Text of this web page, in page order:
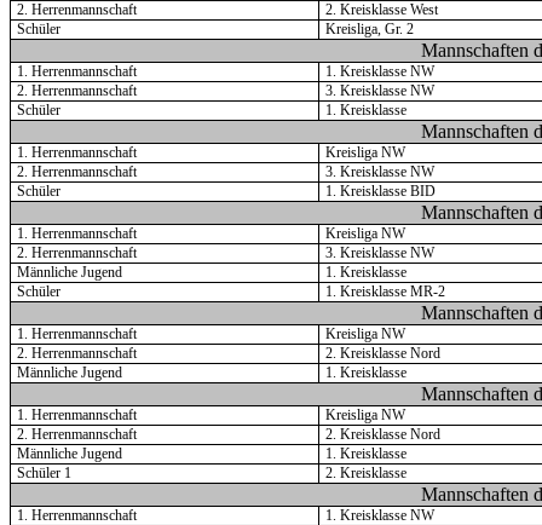
2. Herrenmannschaft
2. Kreisklasse West
Schüler
Kreisliga, Gr. 2
Mannschaften
1. Herrenmannschaft
1. Kreisklasse NW
2. Herrenmannschaft
3. Kreisklasse NW
Schüler
1. Kreisklasse
Mannschaften
1. Herrenmannschaft
Kreisliga NW
2. Herrenmannschaft
3. Kreisklasse NW
Schüler
1. Kreisklasse BID
Mannschaften
1. Herrenmannschaft
Kreisliga NW
2. Herrenmannschaft
3. Kreisklasse NW
Männliche Jugend
1. Kreisklasse
Schüler
1. Kreisklasse MR-2
Mannschaften
1. Herrenmannschaft
Kreisliga NW
2. Herrenmannschaft
2. Kreisklasse Nord
Männliche Jugend
1. Kreisklasse
Mannschaften
1. Herrenmannschaft
Kreisliga NW
2. Herrenmannschaft
2. Kreisklasse Nord
Männliche Jugend
1. Kreisklasse
Schüler 1
2. Kreisklasse
Mannschaften
1. Herrenmannschaft
1. Kreisklasse NW